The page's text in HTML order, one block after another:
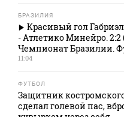
БРАЗИЛИЯ
Красивый гол
- Атлетико Минейро. 2:2
Чемпионат Бразилии.
11:04
ФУТБОЛ
Защитник
сделал голевой пас,